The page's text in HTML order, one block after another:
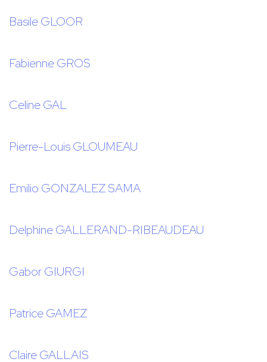
Basile GLOOR
Fabienne GROS
Celine GAL
Pierre-Louis GLOUMEAU
Emilio GONZALEZ SAMA
Delphine GALLERAND-RIBEAUDEAU
Gabor GIURGI
Patrice GAMEZ
Claire GALLAIS